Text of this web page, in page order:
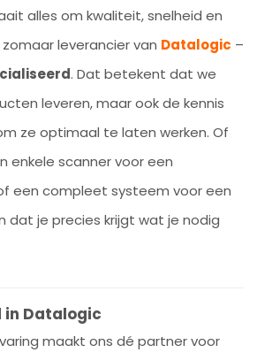
alles om kwaliteit, snelheid en
leverancier van Datalogic –
. Dat betekent dat we
leveren, maar ook de kennis
ze optimaal te laten werken. Of
enkele scanner voor een
een compleet systeem voor een
dat je precies krijgt wat je nodig
in Datalogic
maakt ons dé partner voor